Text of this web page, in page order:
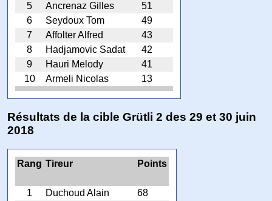
5
Ancrenaz Gilles
51
6
Seydoux Tom
49
7
Affolter Alfred
43
8
Hadjamovic Sadat
42
9
Hauri Melody
41
10
Armeli Nicolas 13
Résultats de la cible Grütli 2 des 29 et 30 juin
2018
Rang Tireur Points
1 Duchoud Alain
68